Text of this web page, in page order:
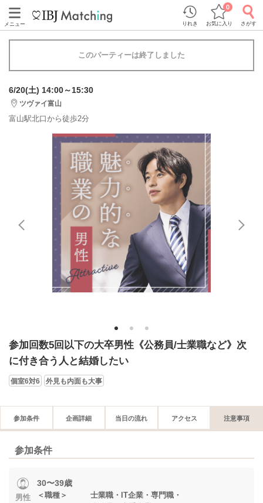
メニュー りれき お気に入り
0
さがす
このパーティーは終了しました
6/20(土) 14:00～15:30
ツヴァイ富山
富山駅北口から徒歩2分
1 2 3
参加回数5回以下の大卒男性《公務員/士業職など》次
に付き合う人と結婚したい
個室6対6 外見も内面も大事
参加条件 企画詳細 当日の流れ アクセス 注意事項
参加条件
男性
30〜39歳
＜職種＞ 士業職・IT企業・専門職・